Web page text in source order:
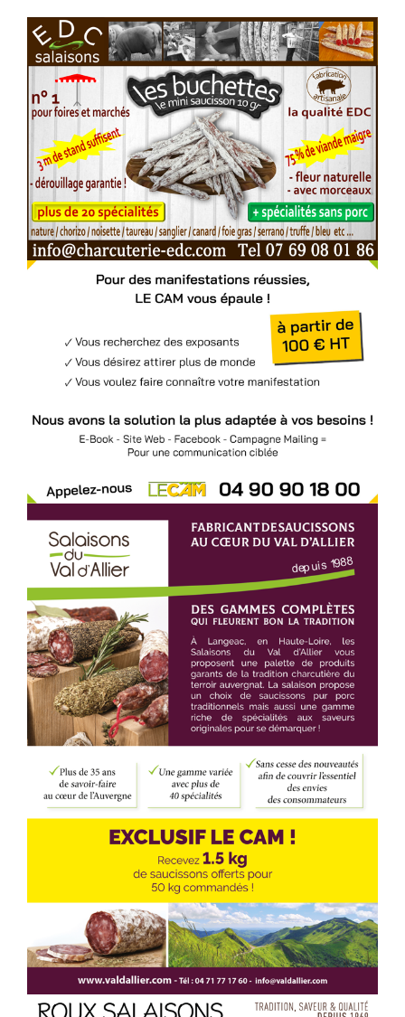
Voir l'annonce
Accéder au site
Voir l'annonce
Accéder au site
Voir l'annonce
Accéder au site